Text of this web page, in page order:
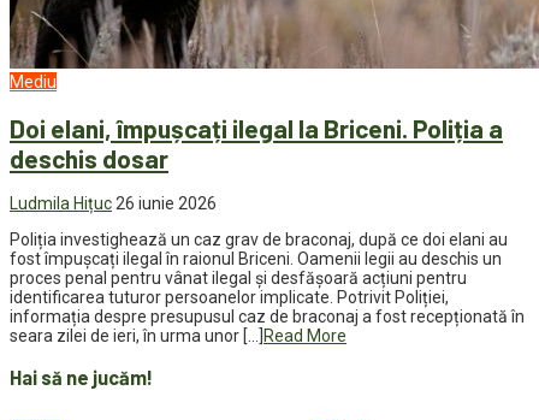
Mediu
Doi elani, împușcați ilegal la Briceni. Poliția a
deschis dosar
Ludmila Hițuc26 iunie 2026
Poliția investighează un caz grav de braconaj, după ce doi elani au
fost împușcați ilegal în raionul Briceni. Oamenii legii au deschis un
proces penal pentru vânat ilegal și desfășoară acțiuni pentru
identificarea tuturor persoanelor implicate. Potrivit Poliției,
informația despre presupusul caz de braconaj a fost recepționată în
seara zilei de ieri, în urma unor […] Read More
Hai să ne jucăm!